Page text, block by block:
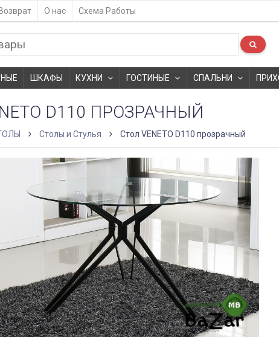
О нас Схема Работы
ШКАФЫ КУХНИ ГОСТИНЫЕ СПАЛЬНИ
D110 ПРОЗРАЧНЫЙ
Столы и Стулья Стол VENETO D110 прозрачный